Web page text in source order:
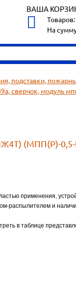
ВАША
Товаров:
На
подставки,
сверчок, модуль
(МПП(Р)-0,5-
применения,
распылителем и
в таблице